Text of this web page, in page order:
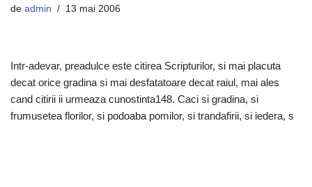
de admin 13 mai 2006
Intr-adevar, preadulce este citirea Scripturilor, si mai placuta
decat orice gradina si mai desfatatoare decat raiul, mai ales
cand citirii ii urmeaza cunostinta148. Caci si gradina, si
frumusetea florilor, si podoaba pomilor, si trandafirii, si iedera, s